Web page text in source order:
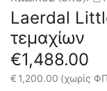
Laerdal
τεμαχίων
€1,488.00
€1,200.00 (χωρίς